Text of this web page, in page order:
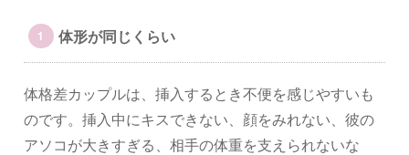
体形が同じくらい
体格差カップルは、挿入するとき不便を感じやすいも
のです。挿入中にキスできない、顔をみれない、彼の
アソコが大きすぎる、相手の体重を支えられないな